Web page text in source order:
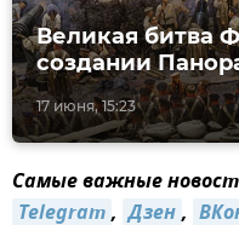
17 июня, 15:23
Великая битва
создании
Самые важные
Telegram, Дзен,